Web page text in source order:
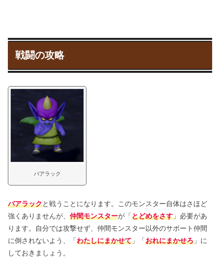
戦闘の攻略
バアラック
バアラックと戦うことになります。このモンスター自体はさほど
強くありませんが、 仲間モンスターが「とどめをさす 」必要があ
ります。自分では攻撃せず、仲間モンスター以外のサポート仲間
に倒されないよう、「わたしにまかせて 」「おれにまかせろ 」に
しておきましょう。